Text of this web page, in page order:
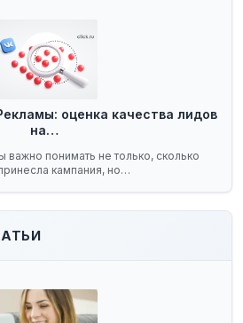
оценка качества лидов
на…
важно понимать не только, сколько
кампания, но…